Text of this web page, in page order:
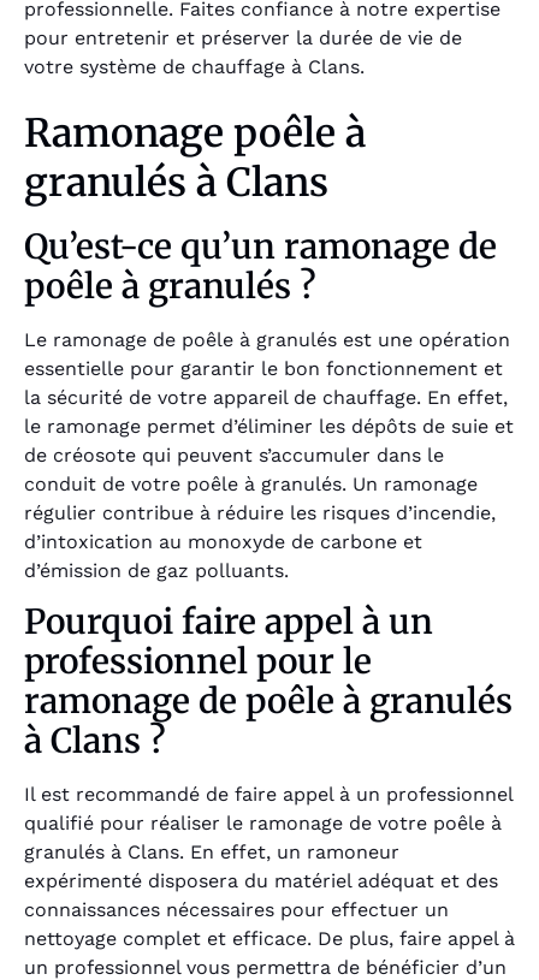
professionnelle. Faites confiance à notre expertise
pour entretenir et préserver la durée de vie de
votre système de chauffage à Clans.
Ramonage poêle à
granulés à Clans
Qu’est-ce qu’un ramonage de
poêle à granulés ?
Le ramonage de poêle à granulés est une opération
essentielle pour garantir le bon fonctionnement et
la sécurité de votre appareil de chauffage. En effet,
le ramonage permet d’éliminer les dépôts de suie et
de créosote qui peuvent s’accumuler dans le
conduit de votre poêle à granulés. Un ramonage
régulier contribue à réduire les risques d’incendie,
d’intoxication au monoxyde de carbone et
d’émission de gaz polluants.
Pourquoi faire appel à un
professionnel pour le
ramonage de poêle à granulés
à Clans ?
Il est recommandé de faire appel à un professionnel
qualifié pour réaliser le ramonage de votre poêle à
granulés à Clans. En effet, un ramoneur
expérimenté disposera du matériel adéquat et des
connaissances nécessaires pour effectuer un
nettoyage complet et efficace. De plus, faire appel à
un professionnel vous permettra de bénéficier d’un